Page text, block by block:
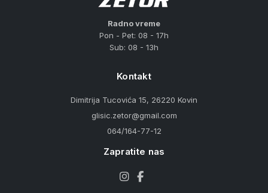
Radno vreme
Pon - Pet: 08 - 17h
Sub: 08 - 13h
Kontakt
Dimitrija Tucovića 15, 26220 Kovin
glisic.zetor@gmail.com
064/164-77-12
Zapratite nas